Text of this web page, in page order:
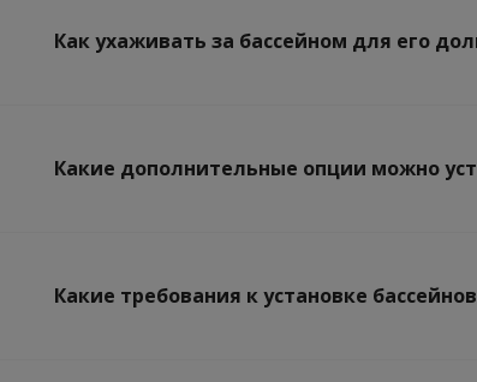
Как ухаживать за бассейном для его
Какие дополнительные опции можно
Какие требования к установке